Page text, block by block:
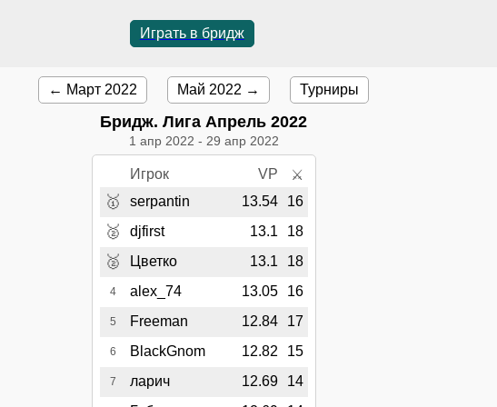
Играть в бридж
← Март 2022 Май 2022 → Турниры
Бридж. Лига Апрель 2022
1 апр 2022 - 29 апр 2022
Игрок VP ⚔
🥇 serpantin 13.54 16
🥈 djfirst 13.1 18
🥈 Цветко 13.1 18
4 alex_74 13.05 16
5 Freeman 12.84 17
6 BlackGnom 12.82 15
7 ларич 12.69 14